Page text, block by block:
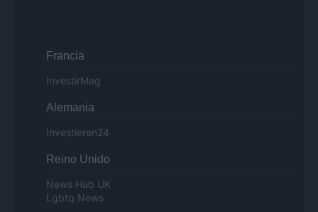
Francia
InvestirMag
Alemania
Investieren24
Reino Unido
News Hub UK
Lgbtq News